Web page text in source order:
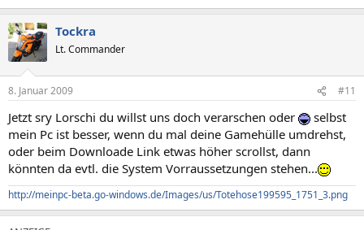
Tockra
Lt. Commander
8. Januar 2009 #11
Jetzt sry Lorschi du willst uns doch verarschen oder
selbst
mein Pc ist besser, wenn du mal deine Gamehülle umdrehst,
oder beim Downloade Link etwas höher scrollst, dann
könnten da evtl. die System Vorraussetzungen stehen...
http://meinpc-beta.go-windows.de/Images/us/Totehose199595_1751_3.png